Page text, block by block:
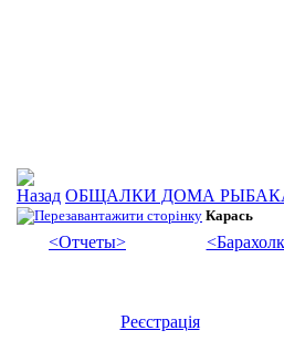
ОБЩАЛКИ ДОМА
Карась
<Отчеты>
Реєстрація